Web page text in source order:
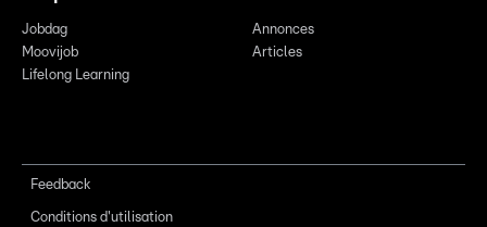
Jobdag
Moovijob
Lifelong Learning
Annonces
Articles
Feedback
Conditions d'utilisation